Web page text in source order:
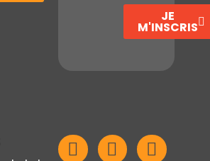
JE
M'INSCRIS